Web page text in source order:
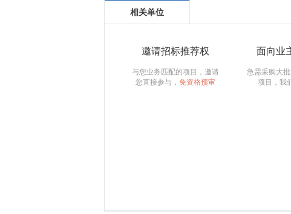
相关单位
邀请招标推荐权
与您业务匹配的项目，邀请
您直接参与， 免资格预审
面向业
急需采购大
项目，我